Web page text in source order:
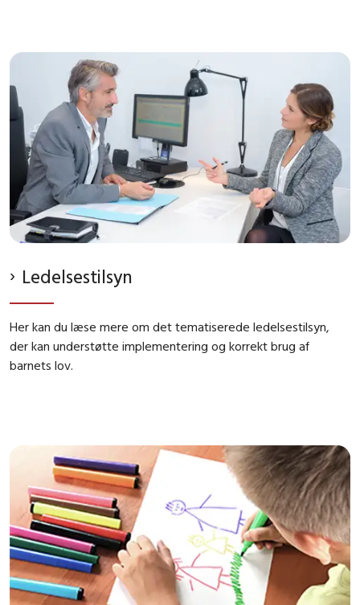
Ledelsestilsyn
Her kan du læse mere om det tematiserede ledelsestilsyn,
der kan understøtte implementering og korrekt brug af
barnets lov.